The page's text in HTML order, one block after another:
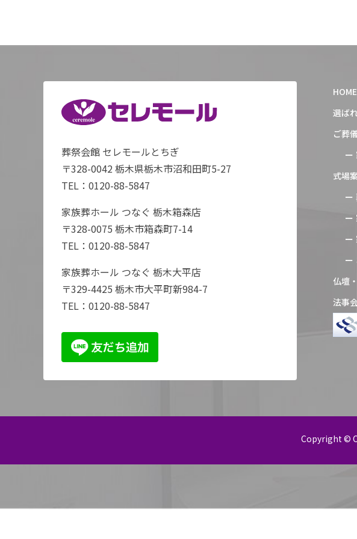
葬祭会館 セレモールとちぎ
〒328-0042 栃木県栃木市沼和田町5-27
TEL： 0120-88-5847
家族葬ホール つなぐ 栃木箱森店
〒328-0075 栃木市箱森町7-14
TEL： 0120-88-5847
家族葬ホール つなぐ 栃木大平店
〒329-4425 栃木市大平町新984-7
TEL： 0120-88-5847
HOME
選ば
ご葬
式場
仏壇
法事
Copyright ©